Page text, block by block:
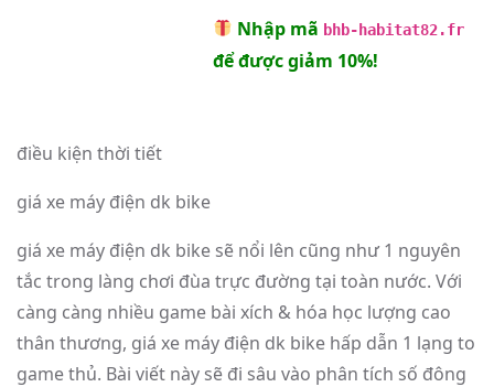
Nhập mã bhb-habitat82.fr
để được giảm 10%!
điều kiện thời tiết
giá xe máy điện dk bike
giá xe máy điện dk bike sẽ nổi lên cũng như 1 nguyên
tắc trong làng chơi đùa trực đường tại toàn nước. Với
càng càng nhiều game bài xích & hóa học lượng cao
thân thương, giá xe máy điện dk bike hấp dẫn 1 lạng to
game thủ. Bài viết này sẽ đi sâu vào phân tích số đông